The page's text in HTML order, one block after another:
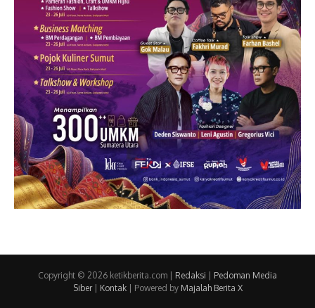
Copyright © 2026 ketikberita.com | Redaksi
Pedoman Media
Siber| Kontak| Powered by Majalah Berita X